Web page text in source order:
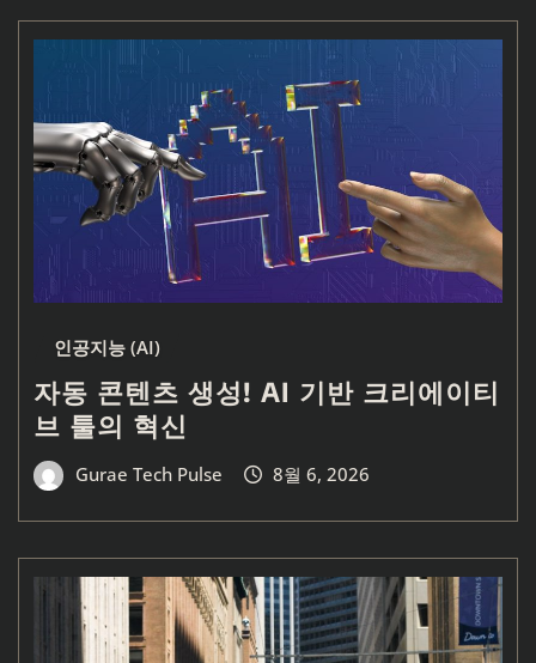
인공지능 (AI)
자동 콘텐츠 생성! AI 기반 크리에이티
브 툴의 혁신
Gurae Tech Pulse 8월 6, 2026